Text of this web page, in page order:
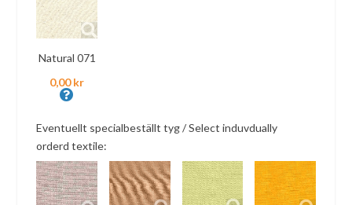
Natural 071
0,00 kr
Eventuellt specialbeställt tyg / Select induvdually
orderd textile: